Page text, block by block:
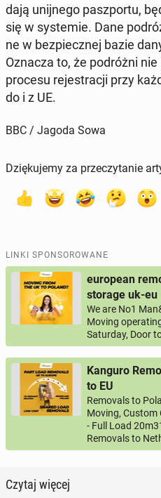
da­ją unij­ne­go pasz­por­tu,
się w sys­te­mie. Dane
ne w bez­piecz­nej bazie
Oznacza to, że po­dróż­ni
procesu re­je­stra­cji przy
do i z UE.
BBC / Jagoda Sowa
Dziękujemy za przeczytanie
LINKI SPONSOROWANE
european
storage uk-eu
We are No1
Moving
Saturday, Door
Kanguro
to EU
Removals to
Moving,
- Full Load
Removals to
Czytaj więcej